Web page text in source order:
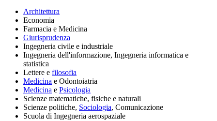
Architettura
Economia
Farmacia e Medicina
Giurisprudenza
Ingegneria civile e industriale
Ingegneria dell'informazione, Ingegneria informatica e
statistica
Lettere e filosofia
Medicina e Odontoiatria
Medicina e Psicologia
Scienze matematiche, fisiche e naturali
Scienze politiche, Sociologia, Comunicazione
Scuola di Ingegneria aerospaziale